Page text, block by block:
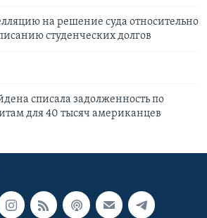
на решение суда относительно
студенческих долгов
списала задолженность по
для 40 тысяч американцев